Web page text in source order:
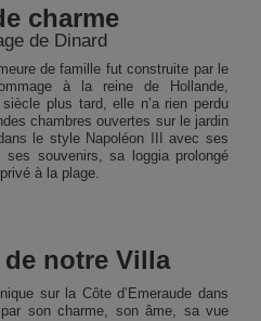
Leaflet| Map data © contributors
Leaflet| Map data © contributors
charme
de Dinard
de famille fut construite par le
à la reine de Hollande,
plus tard, elle n’a rien perdu
chambres ouvertes sur le jardin
le style Napoléon III avec ses
souvenirs, sa loggia prolongé
à la plage.
notre Villa
sur la Côte d’Emeraude dans
son charme, son âme, sa vue